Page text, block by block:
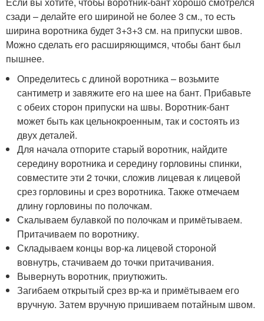
сзади – делайте его шириной не более 3 см., то есть
ширина воротника будет 3+3+3 см. на припуски швов.
Можно сделать его расширяющимся, чтобы бант был
пышнее.
Определитесь с длиной воротника – возьмите
сантиметр и завяжите его на шее на бант. Прибавьте
с обеих сторон припуски на швы. Воротник-бант
может быть как цельнокроенным, так и состоять из
двух деталей.
Для начала отпорите старый воротник, найдите
середину воротника и середину горловины спинки,
совместите эти 2 точки, сложив лицевая к лицевой
срез горловины и срез воротника. Также отмечаем
длину горловины по полочкам.
Скалываем булавкой по полочкам и примётываем.
Притачиваем по воротнику.
Складываем концы вор-ка лицевой стороной
вовнутрь, стачиваем до точки притачивания.
Вывернуть воротник, приутюжить.
Загибаем открытый срез вр-ка и примётываем его
вручную. Затем вручную пришиваем потайным швом.